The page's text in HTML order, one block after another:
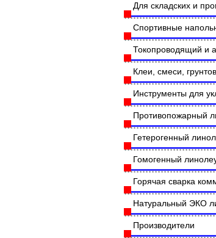
Для складских и
Спортивные
Токопроводящий и
Клеи, смеси,
Инструменты для
Противопожарный
Гетерогенный
Гомогенный
Горячая сварка
Натуральный ЭКО
Производители